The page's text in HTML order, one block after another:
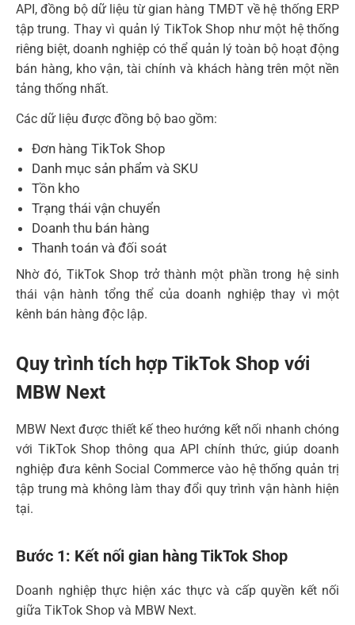
API, đồng bộ dữ liệu từ gian hàng TMĐT về hệ thống ERP
tập trung. Thay vì quản lý TikTok Shop như một hệ thống
riêng biệt, doanh nghiệp có thể quản lý toàn bộ hoạt động
bán hàng, kho vận, tài chính và khách hàng trên một nền
tảng thống nhất.
Các dữ liệu được đồng bộ bao gồm:
Đơn hàng TikTok Shop
Danh mục sản phẩm và SKU
Tồn kho
Trạng thái vận chuyển
Doanh thu bán hàng
Thanh toán và đối soát
Nhờ đó, TikTok Shop trở thành một phần trong hệ sinh
thái vận hành tổng thể của doanh nghiệp thay vì một
kênh bán hàng độc lập.
Quy trình tích hợp TikTok Shop với
MBW Next
MBW Next được thiết kế theo hướng kết nối nhanh chóng
với TikTok Shop thông qua API chính thức, giúp doanh
nghiệp đưa kênh Social Commerce vào hệ thống quản trị
tập trung mà không làm thay đổi quy trình vận hành hiện
tại.
Bước 1: Kết nối gian hàng TikTok Shop
Doanh nghiệp thực hiện xác thực và cấp quyền kết nối
giữa TikTok Shop và MBW Next.